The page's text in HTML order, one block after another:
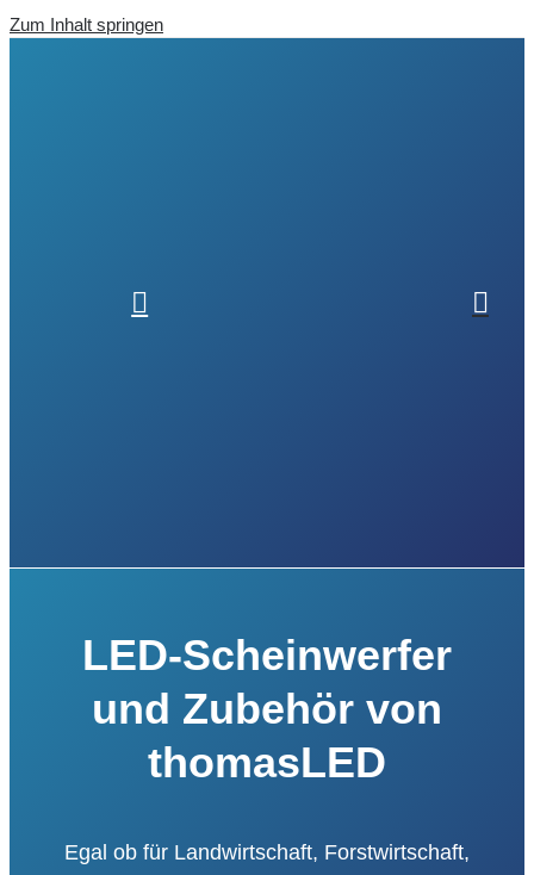
Zum Inhalt springen
LED-Scheinwerfer
und Zubehör von
thomasLED
Egal ob für Landwirtschaft, Forstwirtschaft,